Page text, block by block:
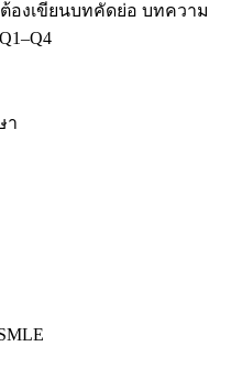
องเขียนบทคัดย่อ บทความ
า